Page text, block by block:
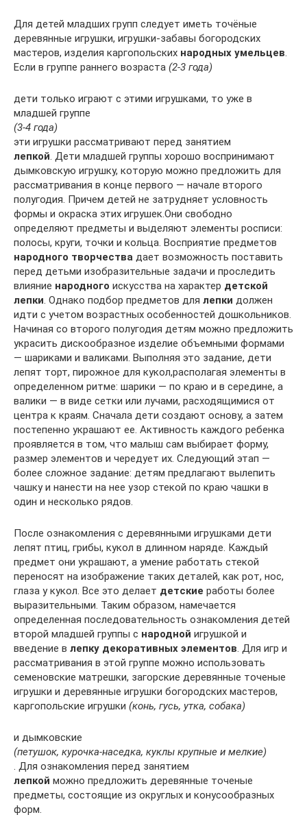
Для детей младших групп следует иметь точёные
деревянные игрушки, игрушки-забавы богородских
мастеров, изделия каргопольских народных умельцев.
Если в группе раннего возраста (2-3 года)
дети только играют с этими игрушками, то уже в
младшей группе
(3-4 года)
эти игрушки рассматривают перед занятием
лепкой. Дети младшей группы хорошо воспринимают
дымковскую игрушку, которую можно предложить для
рассматривания в конце первого — начале второго
полугодия. Причем детей не затрудняет условность
формы и окраска этих игрушек.Они свободно
определяют предметы и выделяют элементы росписи:
полосы, круги, точки и кольца. Восприятие предметов
народного творчества дает возможность поставить
перед детьми изобразительные задачи и проследить
влияние народного искусства на характер детской
лепки. Однако подбор предметов для лепки должен
идти с учетом возрастных особенностей дошкольников.
Начиная со второго полугодия детям можно предложить
украсить дискообразное изделие объемными формами
— шариками и валиками. Выполняя это задание, дети
лепят торт, пирожное для кукол,располагая элементы в
определенном ритме: шарики — по краю и в середине, а
валики — в виде сетки или лучами, расходящимися от
центра к краям. Сначала дети создают основу, а затем
постепенно украшают ее. Активность каждого ребенка
проявляется в том, что малыш сам выбирает форму,
размер элементов и чередует их. Следующий этап —
более сложное задание: детям предлагают вылепить
чашку и нанести на нее узор стекой по краю чашки в
один и несколько рядов.
После ознакомления с деревянными игрушками дети
лепят птиц, грибы, кукол в длинном наряде. Каждый
предмет они украшают, а умение работать стекой
переносят на изображение таких деталей, как рот, нос,
глаза у кукол. Все это делает детские работы более
выразительными. Таким образом, намечается
определенная последовательность ознакомления детей
второй младшей группы с народной игрушкой и
введение в лепку декоративных элементов. Для игр и
рассматривания в этой группе можно использовать
семеновские матрешки, загорские деревянные точеные
игрушки и деревянные игрушки богородских мастеров,
каргопольские игрушки (конь, гусь, утка, собака)
и дымковские
(петушок, курочка-наседка, куклы крупные и мелкие)
. Для ознакомления перед занятием
лепкой можно предложить деревянные точеные
предметы, состоящие из округлых и конусообразных
форм.